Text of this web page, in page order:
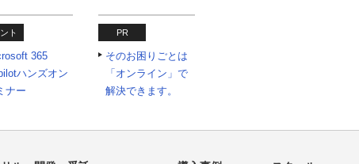
ト
365
ハンズオン
ナー
PR
そのお困りごとは
「オンライン」で
解決できます。